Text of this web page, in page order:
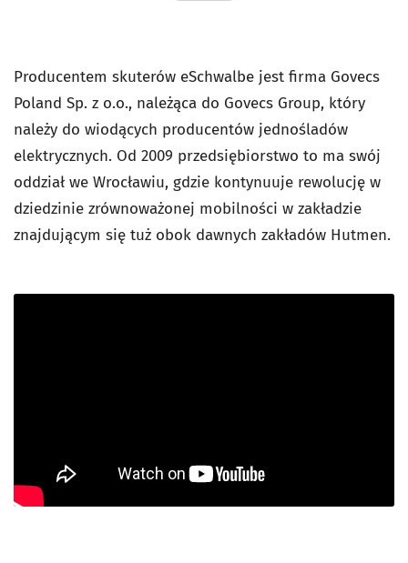
Producentem skuterów eSchwalbe jest firma Govecs
Poland Sp. z o.o., należąca do Govecs Group, który
należy do wiodących producentów jednośladów
elektrycznych. Od 2009 przedsiębiorstwo to ma swój
oddział we Wrocławiu, gdzie kontynuuje rewolucję w
dziedzinie zrównoważonej mobilności w zakładzie
znajdującym się tuż obok dawnych zakładów Hutmen.